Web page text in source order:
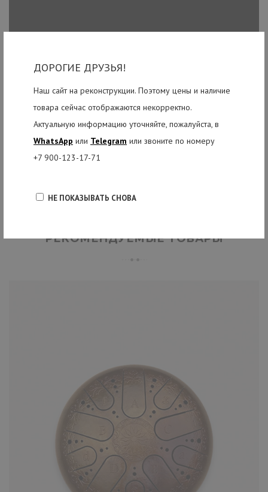
ДОРОГИЕ ДРУЗЬЯ!
Наш сайт на реконструкции. Поэтому цены и наличие
товара сейчас отображаются некорректно.
Актуальную информацию уточняйте, пожалуйста, в
WhatsApp или Telegram или звоните по номеру
+7 900-123-17-71
НЕ ПОКАЗЫВАТЬ СНОВА
РЕКОМЕНДУЕМЫЕ ТОВАРЫ